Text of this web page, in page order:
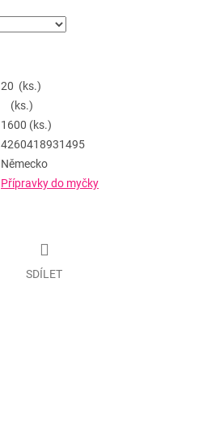
20 (ks.)
(ks.)
1600 (ks.)
4260418931495
Německo
Přípravky do myčky
SDÍLET